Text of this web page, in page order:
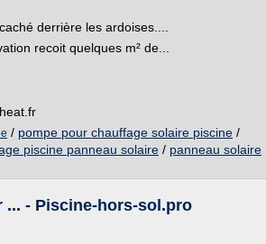
derrière les ardoises....
recoit quelques m² de...
/ pompe pour chauffage solaire piscine /
piscine panneau solaire / panneau solaire
... - Piscine-hors-sol.pro